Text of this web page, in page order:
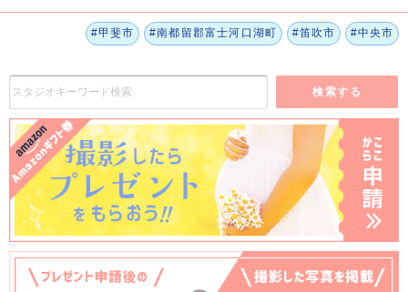
#甲斐市 #南都留郡富士河口湖町 #笛吹市 #中央市
検索する